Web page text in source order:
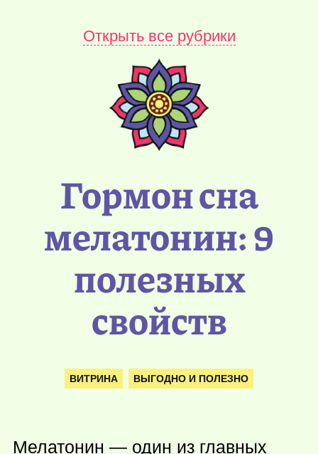
Открыть все рубрики
Гормон сна
мелатонин: 9
полезных
свойств
ВИТРИНА ВЫГОДНО И ПОЛЕЗНО
Мелатонин — один из главных